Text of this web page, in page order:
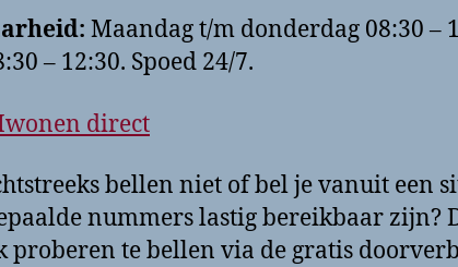
Maandag t/m donderdag 08:30 –
– 12:30. Spoed 24/7.
direct
bellen niet of bel je vanuit een
nummers lastig bereikbaar zijn?
proberen te bellen via de gratis